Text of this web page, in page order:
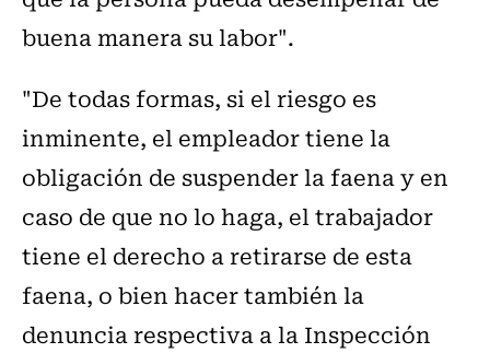
buena manera su labor".
"De todas formas, si el riesgo es
inminente, el empleador tiene la
obligación de suspender la faena y en
caso de que no lo haga, el trabajador
tiene el derecho a retirarse de esta
faena, o bien hacer también la
denuncia respectiva a la Inspección